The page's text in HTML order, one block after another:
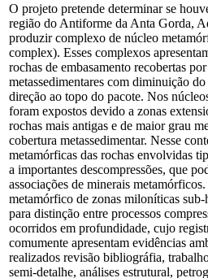
O projeto pretende determinar se
região do Antiforme da Anta Gorda,
produzir complexo de núcleo
complex). Esses complexos
rochas de embasamento recobertas
metassedimentares com diminuição
direção ao topo do pacote. Nos
foram expostos devido a zonas
rochas mais antigas e de maior grau
cobertura metassedimentar. Nesse
metamórficas das rochas envolvidas
a importantes descompressões, que
associações de minerais
metamórfico de zonas miloníticas
para distinção entre processos
ocorridos em profundidade, cujo
comumente apresentam evidências
realizados revisão bibliográfia,
semi-detalhe, análises estrutural,